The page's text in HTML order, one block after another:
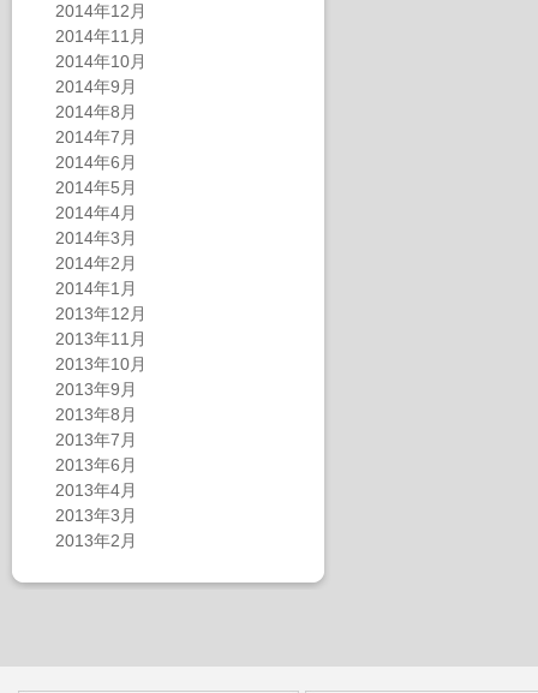
2014年12月
2014年11月
2014年10月
2014年9月
2014年8月
2014年7月
2014年6月
2014年5月
2014年4月
2014年3月
2014年2月
2014年1月
2013年12月
2013年11月
2013年10月
2013年9月
2013年8月
2013年7月
2013年6月
2013年4月
2013年3月
2013年2月